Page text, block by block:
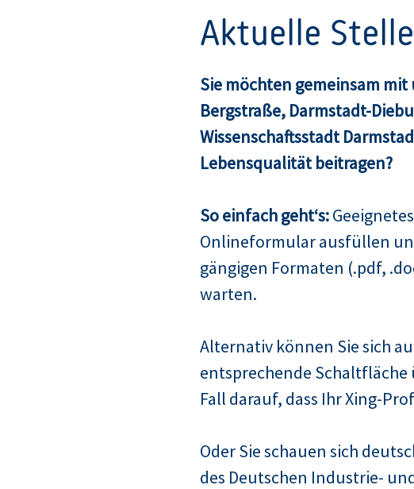
Aktuelle
Sie möchten gemeinsam
Bergstraße, Darmstadt-
Wissenschaftsstadt
Lebensqualität beitragen?
So einfach geht‘s:
Onlineformular ausfüllen
gängigen Formaten (.pdf,
warten.
Alternativ können Sie sich
entsprechende
Fall darauf, dass Ihr Xing-
Oder Sie schauen sich
des Deutschen Industrie-